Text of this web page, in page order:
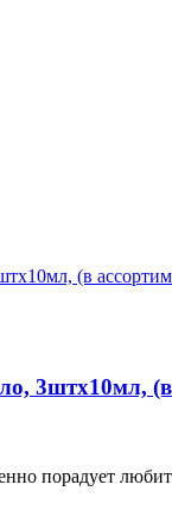
3штx10мл,
порадует